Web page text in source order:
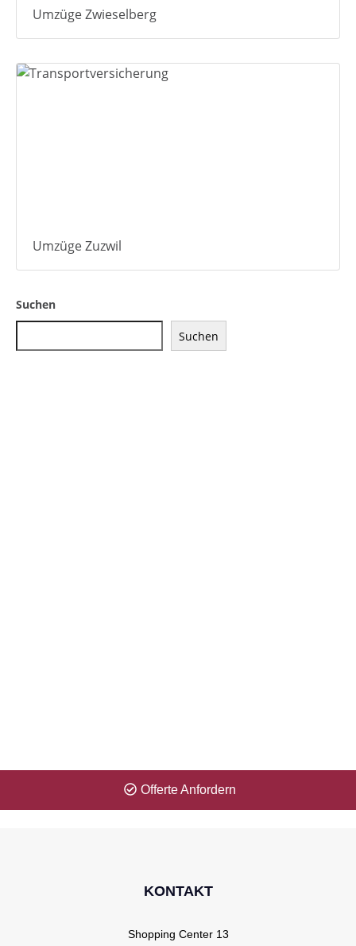
Umzüge Zwieselberg
Umzüge Zuzwil
Suchen
Suchen
Offerte Anfordern
KONTAKT
Shopping Center 13